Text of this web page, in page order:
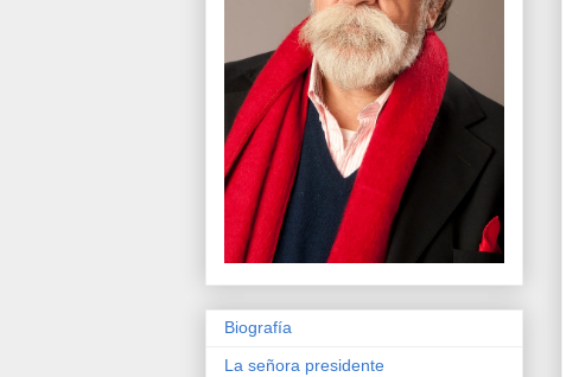
Biografía
La señora presidente